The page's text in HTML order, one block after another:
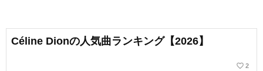
Céline Dionの人気曲ランキング【2026】
favorite_border 2